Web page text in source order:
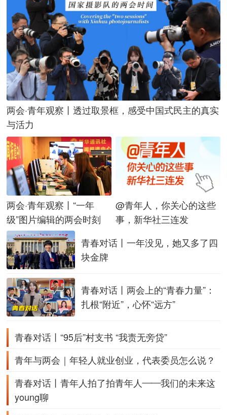
两会·青年观察丨透过取景框，感受中国式民主的真实
与活力
两会·青年观察丨“一年
级”图片编辑的两会时刻
@青年人，你关心的这些
事，新华社三连发
青春对话丨一年没见，她又多了四
块金牌
青春对话丨两会上的“青春力量”：
扎根“附近”，心怀“远方”
青春对话丨“95后”村支书 “我责无旁贷”
青年与两会｜年轻人就业创业，代表委员怎么说？
青春对话丨青年人拍了拍青年人——我们的未来这
young聊